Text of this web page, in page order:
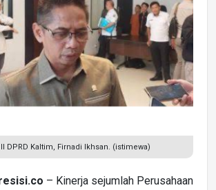
DPRD Kaltim, Firnadi Ikhsan. (istimewa)
– Kinerja sejumlah Perusahaan